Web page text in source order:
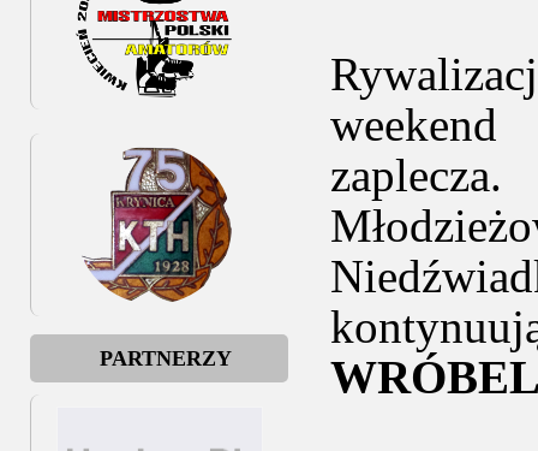
PARTNERZY